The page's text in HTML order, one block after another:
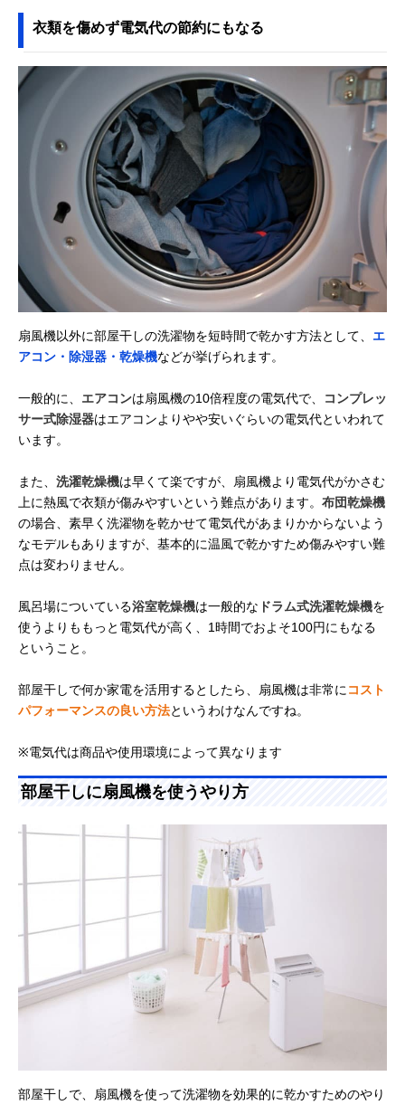
衣類を傷めず電気代の節約にもなる
扇風機以外に部屋干しの洗濯物を短時間で乾かす方法として、 エ
アコン・除湿器・乾燥機などが挙げられます。
一般的に、 エアコンは扇風機の10倍程度の電気代で、
コンプレッ
サー式除湿器はエアコンよりやや安いぐらいの電気代といわれて
います。
また、 洗濯乾燥機は早くて楽ですが、扇風機より電気代がかさむ
上に熱風で衣類が傷みやすいという難点があります。 布団乾燥機
の場合、素早く洗濯物を乾かせて電気代があまりかからないよう
なモデルもありますが、基本的に温風で乾かすため傷みやすい難
点は変わりません。
風呂場についている浴室乾燥機は一般的な ドラム式洗濯乾燥機を
使うよりももっと電気代が高く、1時間でおよそ100円にもなる
ということ。
部屋干しで何か家電を活用するとしたら、扇風機は非常に コスト
パフォーマンスの良い方法というわけなんですね。
※電気代は商品や使用環境によって異なります
部屋干しに扇風機を使うやり方
部屋干しで、扇風機を使って洗濯物を効果的に乾かすためのやり